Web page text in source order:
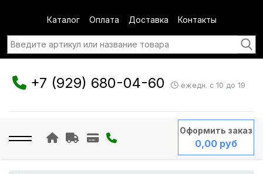
Каталог Оплата Доставка Контакты
+7 (929) 680-04-60 ежедн. с 10 до 19
Оформить заказ
0,00 руб